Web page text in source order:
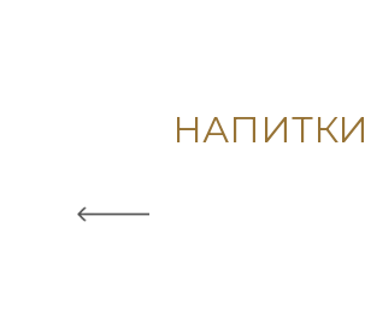
НАПИТКИ